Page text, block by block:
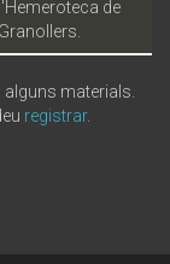
l'Hemeroteca de
Granollers.
materials.
registrar.